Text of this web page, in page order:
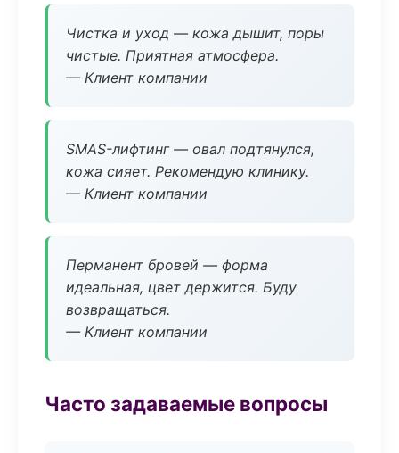
Чистка и уход — кожа дышит, поры
чистые. Приятная атмосфера.
— Клиент компании
SMAS-лифтинг — овал подтянулся,
кожа сияет. Рекомендую клинику.
— Клиент компании
Перманент бровей — форма
идеальная, цвет держится. Буду
возвращаться.
— Клиент компании
Часто задаваемые вопросы